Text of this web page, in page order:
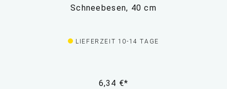
Schneebesen, 40 cm
LIEFERZEIT 10-14 TAGE
6,34 €*